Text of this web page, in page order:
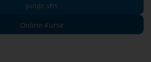
junge vhs
Online-Kurse